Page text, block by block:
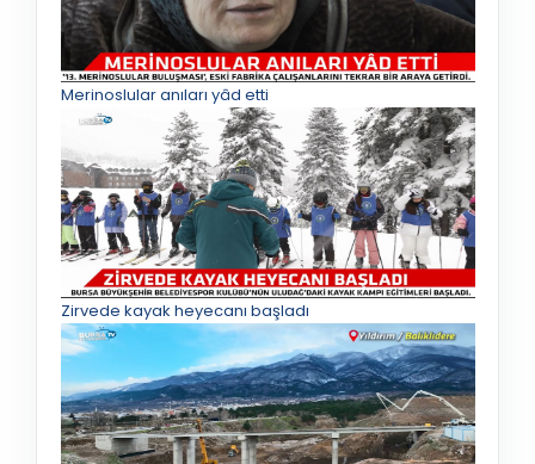
Merinoslular anıları yâd etti
Zirvede kayak heyecanı başladı